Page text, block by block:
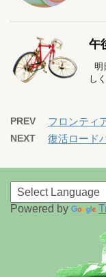
午
明
し
PREV フロンティ
NEXT 復活ロード
Powered by